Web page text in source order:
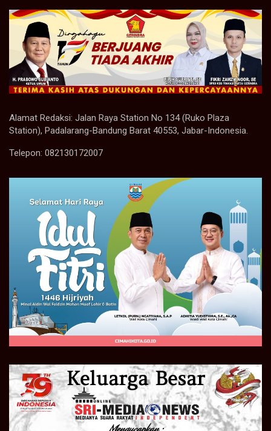
Alamat Redaksi: Jalan Raya Station No 134 (Ruko Plaza
Station), Padalarang-Bandung Barat 40553, Jabar-Indonesia.
Telepon: 082130172007